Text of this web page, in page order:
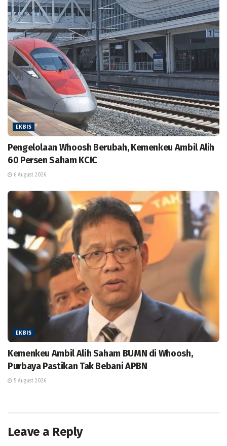
EKBIS
Pengelolaan Whoosh Berubah, Kemenkeu Ambil Alih
60 Persen Saham KCIC
6 August 2026
EKBIS
Kemenkeu Ambil Alih Saham BUMN di Whoosh,
Purbaya Pastikan Tak Bebani APBN
5 August 2026
Leave a Reply